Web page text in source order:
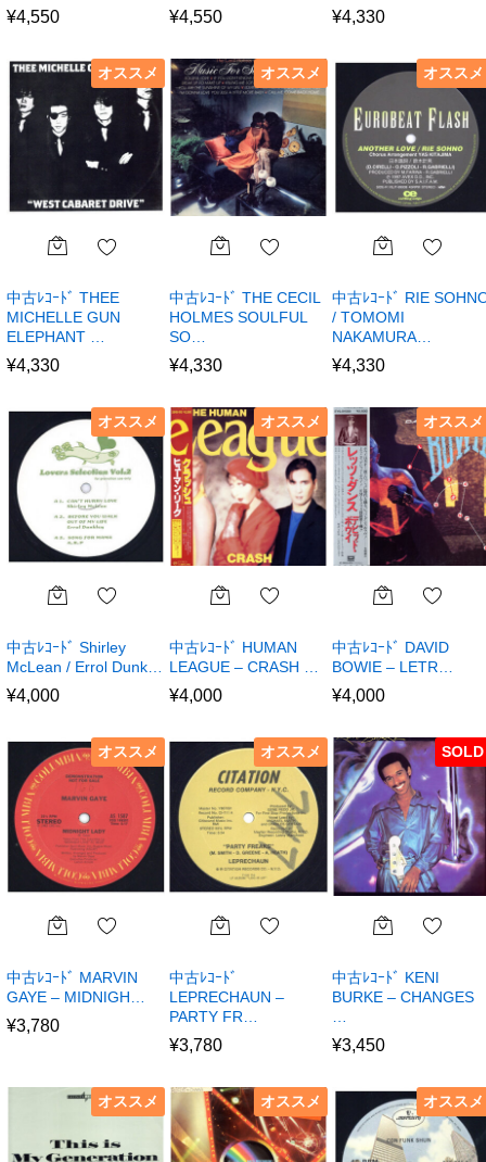
¥4,550 ¥4,550 ¥4,330
オススメ
中古ﾚｺｰﾄﾞ THEE
MICHELLE GUN
ELEPHANT …
¥4,330
オススメ
中古ﾚｺｰﾄﾞ THE CECIL
HOLMES SOULFUL
SO…
¥4,330
オススメ
中古ﾚｺｰﾄﾞ RIE
/ TOMOMI
NAKAMURA…
¥4,330
オススメ
中古ﾚｺｰﾄﾞ Shirley
McLean / Errol Dunk…
¥4,000
オススメ
中古ﾚｺｰﾄﾞ HUMAN
LEAGUE – CRASH …
¥4,000
オススメ
中古ﾚｺｰﾄﾞ DAVID
BOWIE – LETR…
¥4,000
オススメ
中古ﾚｺｰﾄﾞ MARVIN
GAYE – MIDNIGH…
¥3,780
オススメ
中古ﾚｺｰﾄﾞ
LEPRECHAUN –
PARTY FR…
¥3,780
SOLD
中古ﾚｺｰﾄﾞ KENI
BURKE – CHANGES
¥3,450
オススメ オススメ オススメ